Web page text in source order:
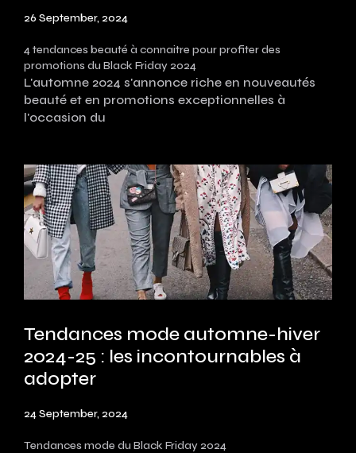
26 September, 2024
4 tendances beauté à connaitre pour profiter des
promotions du Black Friday 2024
L'automne 2024 s'annonce riche en nouveautés
beauté et en promotions exceptionnelles à
l'occasion du
Tendances mode automne-hiver
2024-25 : les incontournables à
adopter
24 September, 2024
Tendances mode du Black Friday 2024